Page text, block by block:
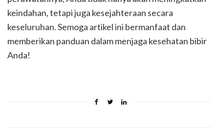
keindahan, tetapi juga kesejahteraan secara
keseluruhan. Semoga artikel ini bermanfaat dan
memberikan panduan dalam menjaga kesehatan bibir
Anda!